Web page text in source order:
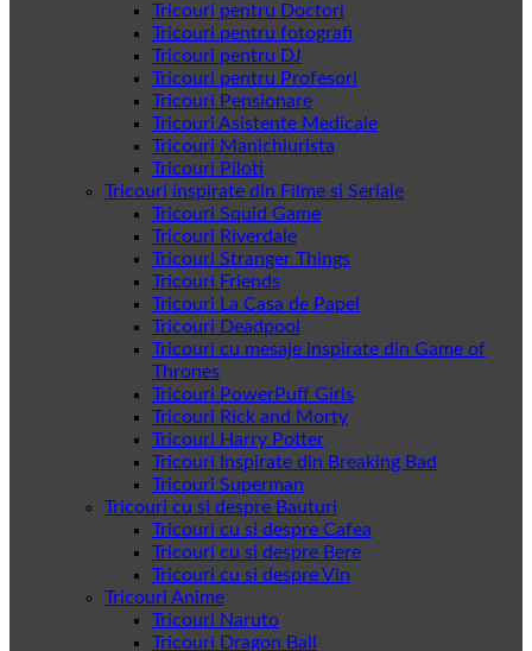
Tricouri pentru Doctori
Tricouri pentru fotografi
Tricouri pentru DJ
Tricouri pentru Profesori
Tricouri Pensionare
Tricouri Asistente Medicale
Tricouri Manichiurista
Tricouri Piloti
Tricouri inspirate din Filme si Seriale
Tricouri Squid Game
Tricouri Riverdale
Tricouri Stranger Things
Tricouri Friends
Tricouri La Casa de Papel
Tricouri Deadpool
Tricouri cu mesaje inspirate din Game of
Thrones
Tricouri PowerPuff Girls
Tricouri Rick and Morty
Tricouri Harry Potter
Tricouri Inspirate din Breaking Bad
Tricouri Superman
Tricouri cu si despre Bauturi
Tricouri cu si despre Cafea
Tricouri cu si despre Bere
Tricouri cu si despre Vin
Tricouri Anime
Tricouri Naruto
Tricouri Dragon Ball